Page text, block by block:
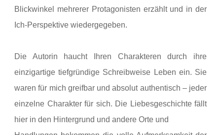
Blickwinkel mehrerer Protagonisten erzählt und in der
Ich-Perspektive wiedergegeben.
Die Autorin haucht Ihren Charakteren durch ihre
einzigartige tiefgründige Schreibweise Leben ein. Sie
waren für mich greifbar und absolut authentisch – jeder
einzelne Charakter für sich. Die Liebesgeschichte fällt
hier in den Hintergrund und andere Orte und